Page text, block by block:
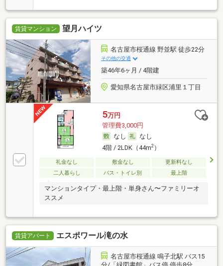
賃貸マンション 望月ハイツ
名古屋市桜通線 野並駅 徒歩22分
その他の交通
築46年6ヶ月 / 4階建
愛知県名古屋市緑区浦里１丁目
5万円
管理費3,000円
なし
なし
4階 / 2LDK（44m2）
礼金なし 敷金なし
更新料なし
二人暮らし
バス・トイレ別 最上階
マンションタイプ・最上階・単身さん〜ファミリーオ
ススメ
賃貸アパート エスポワール滝の水
名古屋市桜通線 鳴子北駅 バス15